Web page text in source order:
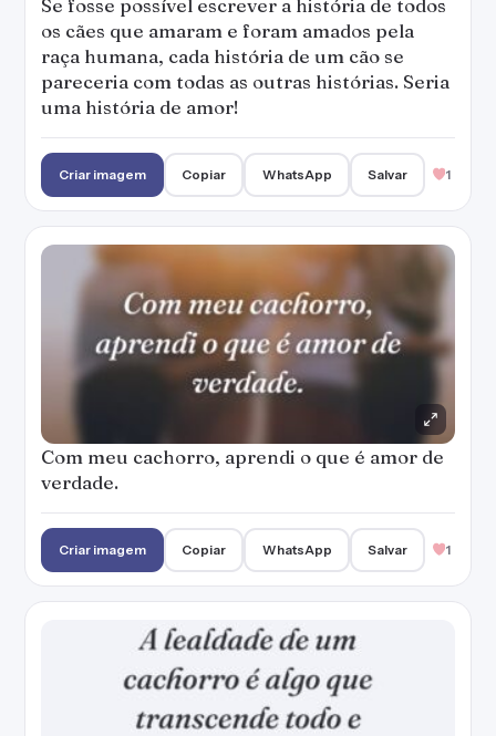
Se fosse possível escrever a história de todos
os cães que amaram e foram amados pela
raça humana, cada história de um cão se
pareceria com todas as outras histórias. Seria
uma história de amor!
Criar imagem Copiar WhatsApp Salvar 1
Com meu cachorro, aprendi o que é amor de
verdade.
Criar imagem Copiar WhatsApp Salvar 1